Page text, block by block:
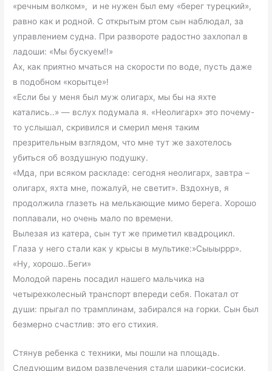
«речным волком», и не нужен был ему «берег турецкий»,
равно как и родной. С открытым ртом сын наблюдал, за
управлением судна. При развороте радостно захлопал в
ладоши: «Мы бускуем!!»
Ах, как приятно мчаться на скорости по воде, пусть даже
в подобном «корытце»!
«Если бы у меня был муж олигарх, мы бы на яхте
катались..» — вслух подумала я. «Неолигарх» это почему-
то услышал, скривился и смерил меня таким
презрительным взглядом, что мне тут же захотелось
убиться об воздушную подушку.
«Мда, при всяком раскладе: сегодня неолигарх, завтра –
олигарх, яхта мне, пожалуй, не светит». Вздохнув, я
продолжила глазеть на мелькающие мимо берега. Хорошо
поплавали, но очень мало по времени.
Вылезая из катера, сын тут же приметил квадроцикл.
Глаза у него стали как у крысы в мультике:»Сыыыррр».
«Ну, хорошо..Беги»
Молодой парень посадил нашего мальчика на
четырехколесный транспорт впереди себя. Покатал от
души: прыгал по трамплинам, забирался на горки. Сын был
безмерно счастлив: это его стихия.
Стянув ребенка с техники, мы пошли на площадь.
Следующим видом развлечения стали шарики-сосиски,